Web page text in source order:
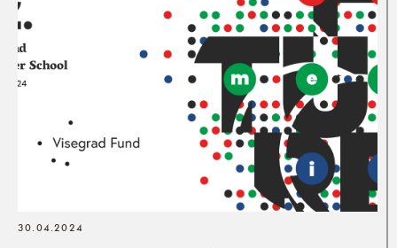
30.04.2024